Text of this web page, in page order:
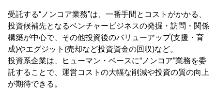
受託する“ノンコア業務”は、一番手間とコストがかかる、
投資候補先となるベンチャービジネスの発掘・訪問・関係
構築が中心で、その他投資後のバリューアップ(支援・育
成)やエグジット(売却など投資資金の回収)など。
投資系企業は、ヒューマン・ベースに“ノンコア”業務を委
託することで、運営コストの大幅な削減や投資の質の向上
が期待できる。